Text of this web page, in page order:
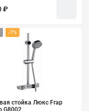
₽
-7%
стойка Люкс Frap
G8002